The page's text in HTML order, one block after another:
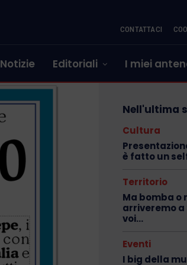
CONTATTACI
Notizie Editoriali I miei
Nell'ultima
Cultura
è fatto un
Territorio
Ma bomba o
arriveremo a
voi…
Eventi
I big della